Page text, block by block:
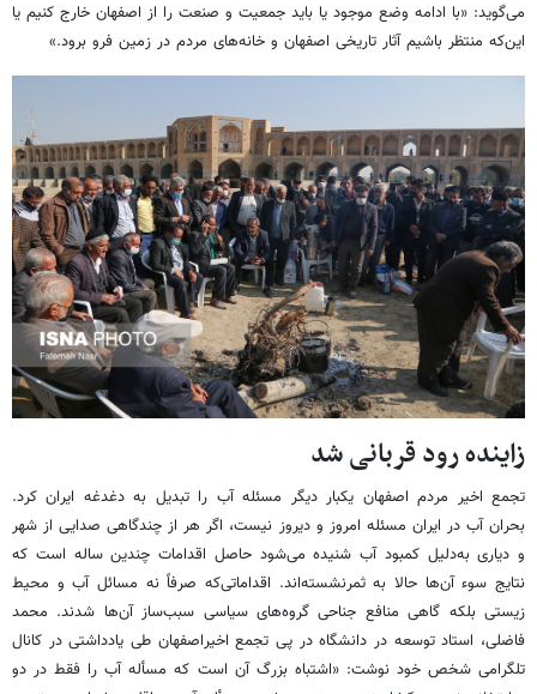
می‌گوید: «با ادامه وضع موجود یا باید جمعیت و صنعت را از اصفهان خارج کنیم یا
این‌که منتظر باشیم آثار تاریخی اصفهان و خانه‌های مردم در زمین فرو برود.»
زاینده رود قربانی شد
تجمع اخیر مردم اصفهان یکبار دیگر مسئله آب را تبدیل به دغدغه ایران کرد.
بحران آب در ایران مسئله امروز و دیروز نیست، اگر هر از چندگاهی صدایی از شهر
و دیاری به‌دلیل کمبود آب شنیده می‌شود حاصل اقدامات چندین ساله است که
نتایج سوء آن‌ها حالا به ثمرنشسته‌اند. اقداماتی‌که صرفاً نه مسائل آب و محیط
زیستی بلکه گاهی منافع جناحی گروه‌های سیاسی سبب‌ساز آن‌ها شدند. محمد
فاضلی، استاد توسعه در دانشگاه در پی تجمع اخیراصفهان طی یادداشتی در کانال
تلگرامی شخص خود نوشت: «اشتباه بزرگ آن است که مسأله آب را فقط در دو